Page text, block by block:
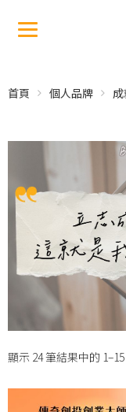
首頁 個人品牌
顯示 24 筆結果中的